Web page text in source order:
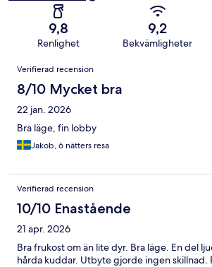
9,8
Renlighet
9,2
Bekvämligheter
Recensioner
Verifierad recension
8/10 Mycket bra
22 jan. 2026
Bra läge, fin lobby
Jakob, 6 nätters resa
Verifierad recension
10/10 Enastående
21 apr. 2026
Bra frukost om än lite dyr. Bra läge. En del
hårda kuddar. Utbyte gjorde ingen skillnad.